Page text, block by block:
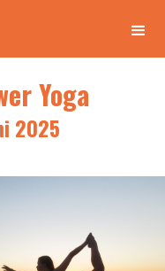
Yoga
2025